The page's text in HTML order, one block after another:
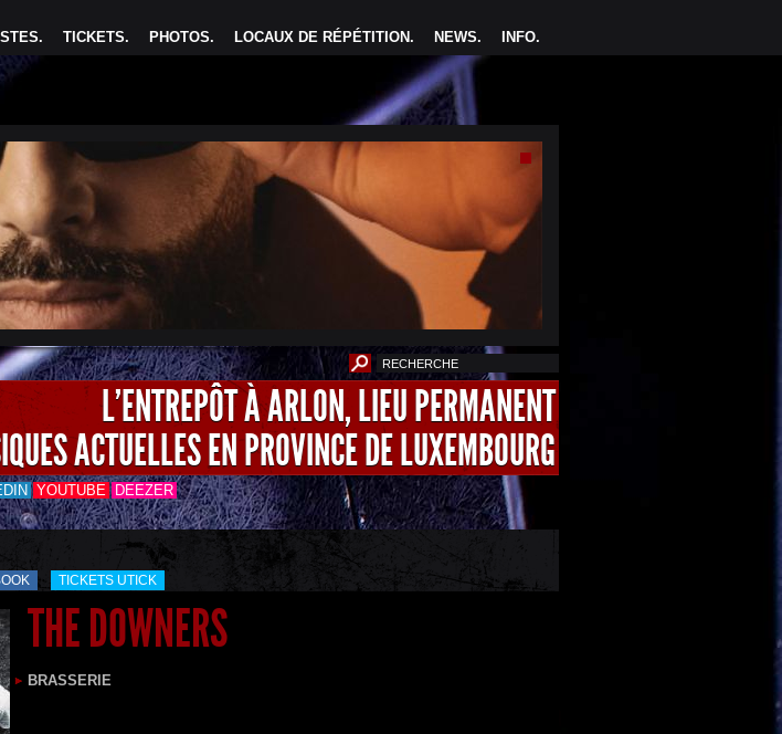
INFO.
NEWS.
LOCAUX DE RÉPÉTITION.
PHOTOS.
TICKETS.
.
L'ENTREPÔT À ARLON, LIEU PERMANENT
ACTUELLES EN PROVINCE DE LUXEMBOURG
YOUTUBE DEEZER
TICKETS UTICK
THE DOWNERS
BRASSERIE